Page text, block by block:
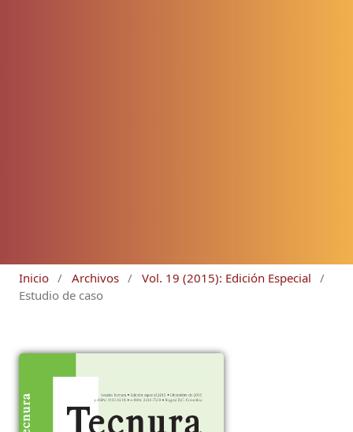
Inicio / Archivos / Vol. 19 (2015): Edición Especial
/
Estudio de caso